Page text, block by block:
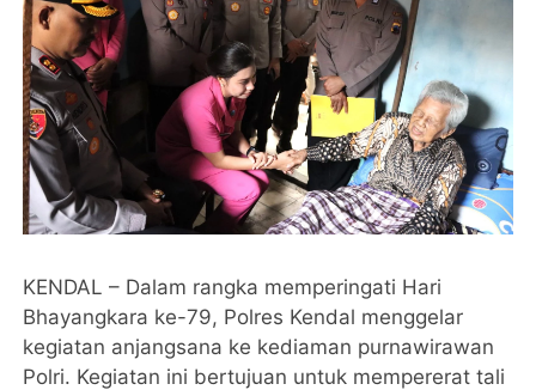
KENDAL – Dalam rangka memperingati Hari
Bhayangkara ke-79, Polres Kendal menggelar
kegiatan anjangsana ke kediaman purnawirawan
Polri. Kegiatan ini bertujuan untuk mempererat tali